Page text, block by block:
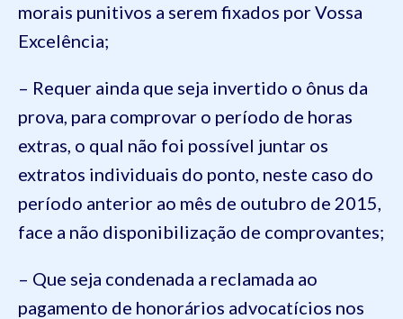
morais punitivos a serem fixados por Vossa
Excelência;
– Requer ainda que seja invertido o ônus da
prova, para comprovar o período de horas
extras, o qual não foi possível juntar os
extratos individuais do ponto, neste caso do
período anterior ao mês de outubro de 2015,
face a não disponibilização de comprovantes;
– Que seja condenada a reclamada ao
pagamento de honorários advocatícios nos